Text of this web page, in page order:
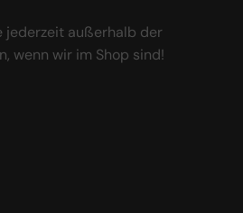
jederzeit außerhalb der
wenn wir im Shop sind!